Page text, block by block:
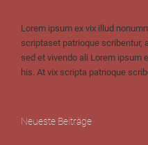
Lorem ipsum ex vix illud
scriptaset patrioque scribentur,
sed et vivendo ali Lorem ipsum
his. At vix scripta patrioque
Neueste Beiträge